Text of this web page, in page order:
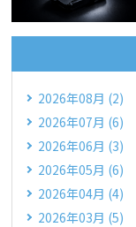
2026年08月 (2)
2026年07月 (6)
2026年06月 (3)
2026年05月 (6)
2026年04月 (4)
2026年03月 (5)